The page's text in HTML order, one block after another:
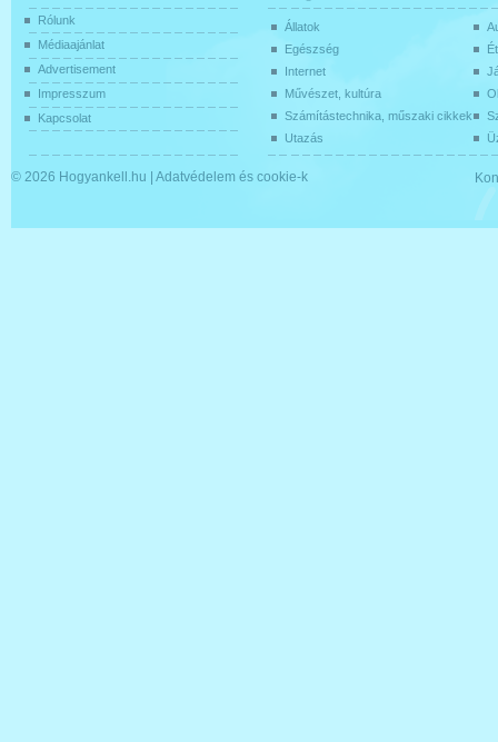
Állatok
Egészség
Internet
Művészet, kultúra
Számítástechnika, műszaki cikkek
Utazás
Rólunk
Médiaajánlat
Advertisement
Impresszum
Kapcsolat
© 2026 Hogyankell.hu | Adatvédelem és cookie-k